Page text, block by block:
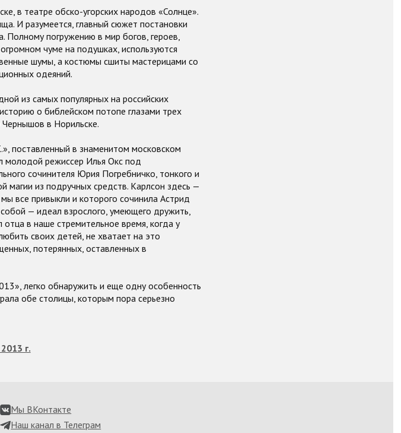
в театре обско-угорских народов «Солнце».
И разумеется, главный сюжет постановки
погружению в мир богов, героев,
чуме на подушках, используются
шумы, а костюмы сшиты мастерицами со
одеяний.
из самых популярных на российских
о библейском потопе глазами трех
Чернышов в Норильске.
поставленный в знаменитом московском
молодой режиссер Илья Окс под
сочинителя Юрия Погребничко, тонкого и
магии из подручных средств. Карлсон здесь —
все привыкли и которого сочинила Астрид
— идеал взрослого, умеющего дружить,
в наше стремительное время, когда у
своих детей, не хватает на это
потерянных, оставленных в
легко обнаружить и еще одну особенность
обе столицы, которым пора серьезно
г.
Мы ВКонтакте
Наш канал в Телеграм